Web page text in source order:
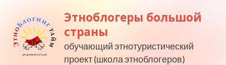
Этноблогеры большой
страны
обучающий этнотуристический
проект (школа этноблогеров)